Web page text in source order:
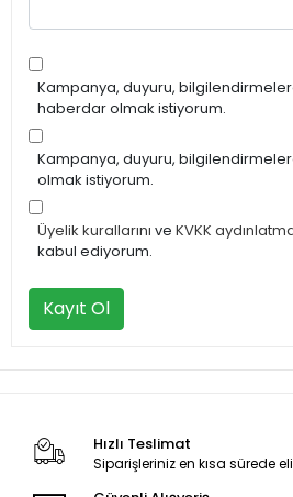
Kampanya, duyuru,
haberdar olmak istiyorum.
Kampanya, duyuru,
olmak istiyorum.
Üyelik kurallarını ve KVKK
kabul ediyorum.
Kayıt Ol
Hızlı Teslimat
Siparişleriniz en kısa sürede